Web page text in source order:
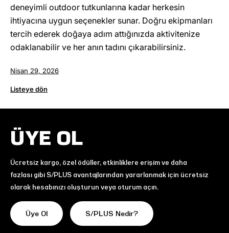
deneyimli outdoor tutkunlarına kadar herkesin
ihtiyacına uygun seçenekler sunar. Doğru ekipmanları
tercih ederek doğaya adım attığınızda aktivitenize
odaklanabilir ve her anın tadını çıkarabilirsiniz.
Nisan 29, 2026
Listeye dön
ÜYE OL
Ücretsiz kargo, özel ödüller, etkinliklere erişim ve daha
fazlası gibi S/PLUS avantajlarından yararlanmak için ücretsiz
olarak hesabınızı oluşturun veya oturum açın.
Üye Ol S/PLUS Nedir?